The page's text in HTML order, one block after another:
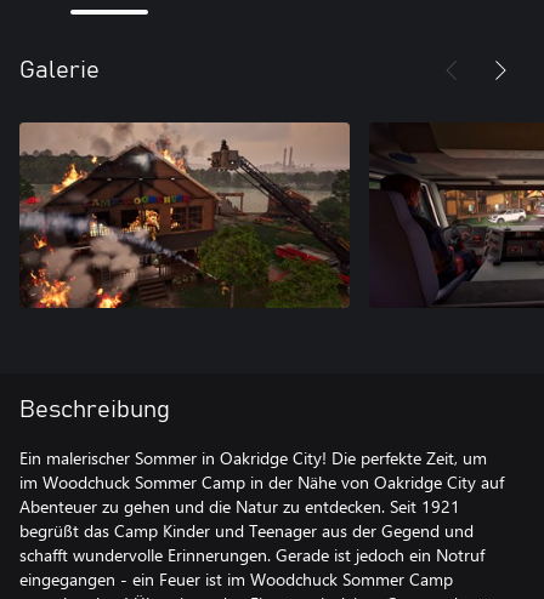
Galerie
Beschreibung
Ein malerischer Sommer in Oakridge City! Die perfekte Zeit, um
im Woodchuck Sommer Camp in der Nähe von Oakridge City auf
Abenteuer zu gehen und die Natur zu entdecken. Seit 1921
begrüßt das Camp Kinder und Teenager aus der Gegend und
schafft wundervolle Erinnerungen. Gerade ist jedoch ein Notruf
eingegangen - ein Feuer ist im Woodchuck Sommer Camp